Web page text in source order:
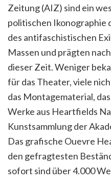
Zeitung (AIZ) sind ein
politischen Ikonographie
des antifaschistischen
Massen und prägten
dieser Zeit. Weniger
für das Theater, viele
das Montagematerial,
Werke aus Heartfields
Kunstsammlung der
Das grafische Ouevre
den gefragtesten
sofort sind über 4.000